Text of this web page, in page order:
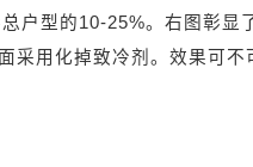
户型的10-25%。右图彰显
采用化掉致冷剂。效果可不